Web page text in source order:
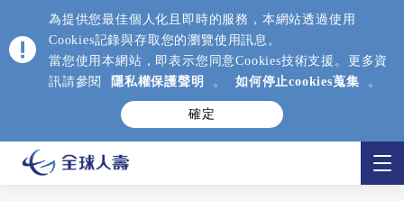
為提供您最佳個人化且即時的服務，本網站透過使用
Cookies記錄與存取您的瀏覽使用訊息。
當您使用本網站，即表示您同意Cookies技術支援。更多資
訊請參閱
隱私權保護聲明 。 如何停止cookies蒐集 。
確定